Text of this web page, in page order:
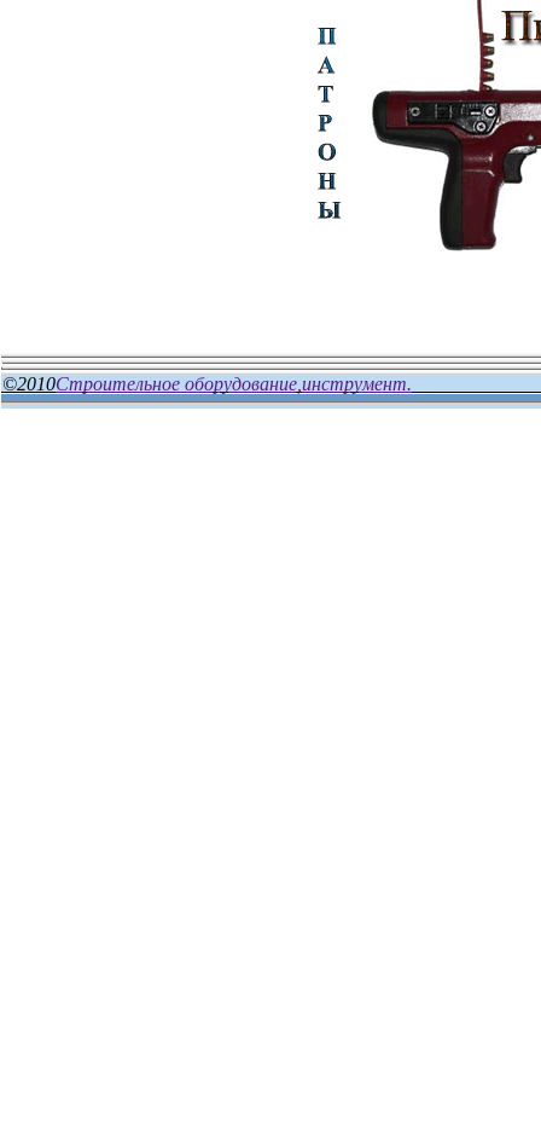
©2010Строительное оборудование,инструмент.